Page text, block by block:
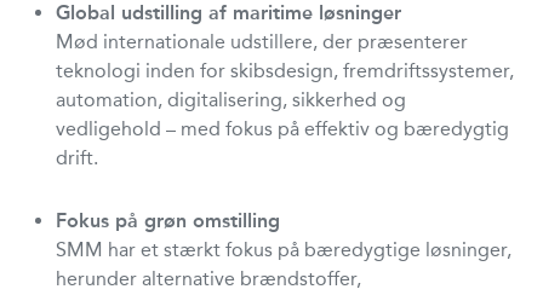
Global udstilling af maritime løsninger
Mød internationale udstillere, der præsenterer
teknologi inden for skibsdesign, fremdriftssystemer,
automation, digitalisering, sikkerhed og
vedligehold – med fokus på effektiv og bæredygtig
drift.
Fokus på grøn omstilling
SMM har et stærkt fokus på bæredygtige løsninger,
herunder alternative brændstoffer,